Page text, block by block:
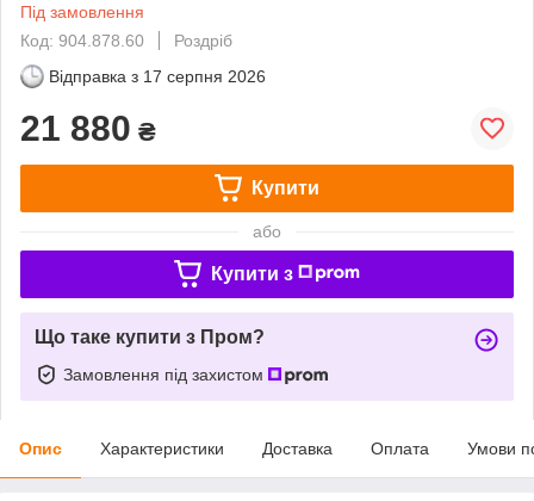
Під замовлення
Код: 904.878.60
Роздріб
Відправка з 17 серпня 2026
21 880 ₴
Купити
або
Купити з
Що таке купити з Пром?
Замовлення під захистом
Опис Характеристики Доставка Оплата Умови